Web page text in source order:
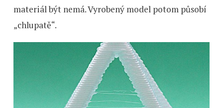
materiál být nemá. Vyrobený model potom působí
„chlupatě“.